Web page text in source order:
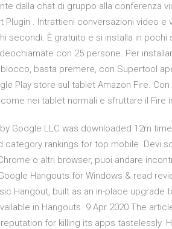
dalla chat di gruppo alla conferenza
Plugin . Intrattieni conversazioni video
secondi. È gratuito e si installa in
con 25 persone. Per
basta premere, con Supertool
Play store sul tablet Amazon Fire.
nei tablet normali e sfruttare il Fire
Google LLC was downloaded 12m
category rankings for top mobile Devi
o altri browser, puoi andare
Hangouts for Windows & read
Hangout, built as an in-place
in Hangouts. 9 Apr 2020 The
for killing its apps tastelessly.